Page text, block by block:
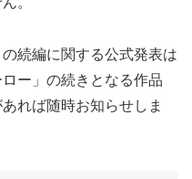
続編に関する公式発表は
ー」の続きとなる作品
れば随時お知らせしま